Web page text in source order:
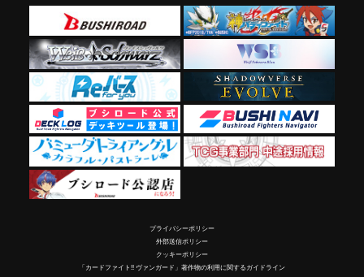
プライバシーポリシー
外部送信ポリシー
クッキーポリシー
「カードファイト!! ヴァンガード」著作物の利用に関するガイドライン